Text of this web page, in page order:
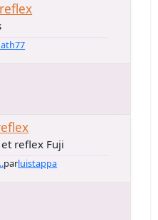
reflex Fuji
parluistappa